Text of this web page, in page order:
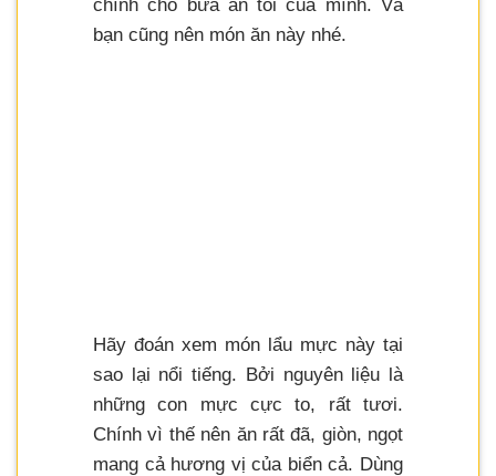
chính cho bửa ăn tối của mình. Và
bạn cũng nên món ăn này nhé.
Hãy đoán xem món lẩu mực này tại
sao lại nổi tiếng. Bởi nguyên liệu là
những con mực cực to, rất tươi.
Chính vì thế nên ăn rất đã, giòn, ngọt
mang cả hương vị của biển cả. Dùng